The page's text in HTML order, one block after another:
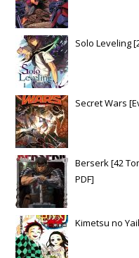
Solo Leveling
Secret Wars
Berserk [42
PDF]
Kimetsu no